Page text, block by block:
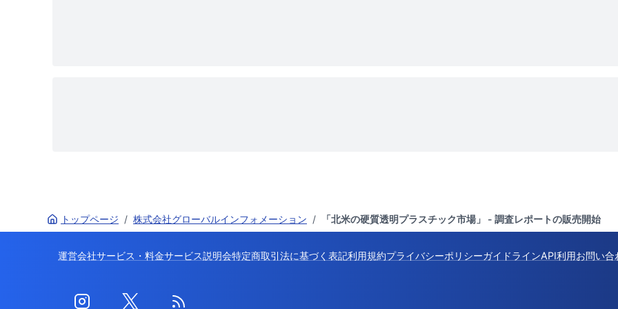
トップページ / 株式会社グローバルインフォメーション / 「北米の硬質透明プラスチック市場」 - 調査レポートの販売開始
運営会社サービス・料金サービス説明会特定商取引法に基づく表記利用規約プライバシーポリシーガイドラインAPI利用お問い合